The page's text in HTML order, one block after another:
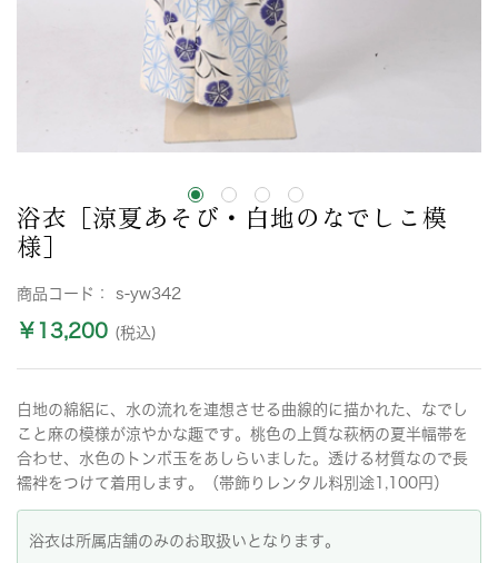
浴衣［涼夏あそび・白地のなでしこ模
様］
商品コード： s-yw342
￥13,200 (税込)
白地の綿絽に、水の流れを連想させる曲線的に描かれた、なでし
こと麻の模様が涼やかな趣です。桃色の上質な萩柄の夏半幅帯を
合わせ、水色のトンボ玉をあしらいました。透ける材質なので長
襦袢をつけて着用します。（帯飾りレンタル料別途1,100円）
浴衣は所属店舗のみのお取扱いとなります。